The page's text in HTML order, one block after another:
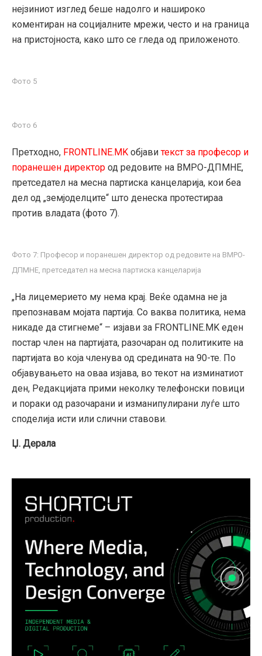
нејзиниот изглед беше надолго и нашироко
коментиран на социјалните мрежи, често и на граница
на пристојноста, како што се гледа од приложеното.
Фото 5
Фото 6
Претходно, FRONTLINE.MK објавитекст за професор и
поранешен директор од редовите на ВМРО-ДПМНЕ,
претседател на месна партиска канцеларија, кои беа
дел од „земјоделците“ што денеска протестираа
против владата (фото 7).
Фото 7: Професор и поранешен директор од редовите на ВМРО-
ДПМНЕ, претседател на месна партиска канцеларија
„На лицемерието му нема крај. Веќе одамна не ја
препознавам мојата партија. Со ваква политика, нема
никаде да стигнеме“ – изјави за FRONTLINE.MK еден
постар член на партијата, разочаран од политиките на
партијата во која членува од средината на 90-те. По
објавувањето на оваа изјава, во текот на изминатиот
ден, Редакцијата прими неколку телефонски повици
и пораки од разочарани и изманипулирани луѓе што
споделија исти или слични ставови.
Џ. Дерала